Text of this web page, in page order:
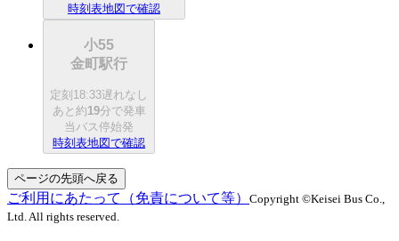
時刻表地図で確認
小55
金町駅行
定刻 18:33遅れなし
あと約19分で発車
当バス停始発
時刻表地図で確認
ページの先頭へ戻る
ご利用にあたって（免責について等） Copyright ©Keisei Bus Co.,
Ltd. All rights reserved.